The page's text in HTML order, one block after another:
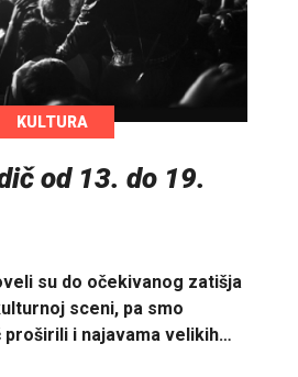
KULTURA
od 13. do 19.
su do očekivanog zatišja
sceni, pa smo
proširili i najavama velikih…